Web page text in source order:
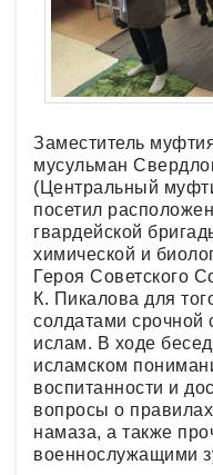
Заместитель
мусульман
(Центральный
посетил
гвардейской
химической и
Героя Советского
К. Пикалова для
солдатами
ислам. В ходе
исламском
воспитанности и
вопросы о
намаза, а также
военнослужащими